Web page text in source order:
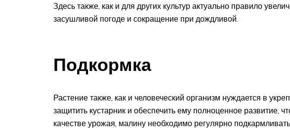
Здесь также, как и для других культур актуально правило
засушливой погоде и сокращение при дождливой.
Подкормка
Растение также, как и человеческий организм нуждается в
защитить кустарник и обеспечить ему полноценное развитие,
качестве урожая, малину необходимо регулярно